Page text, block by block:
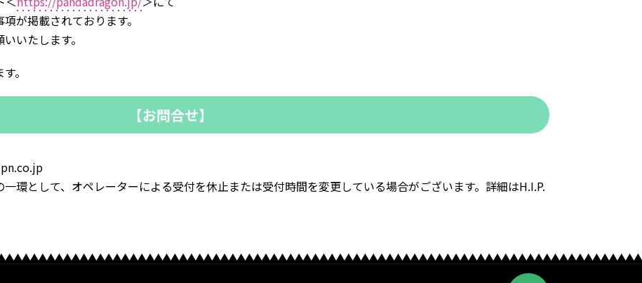
が掲載されております。
いたします。
。
【お問合せ】
環として、オペレーターによる受付を休止または受付時間を変更している場合がございます。詳細はH.I.P.